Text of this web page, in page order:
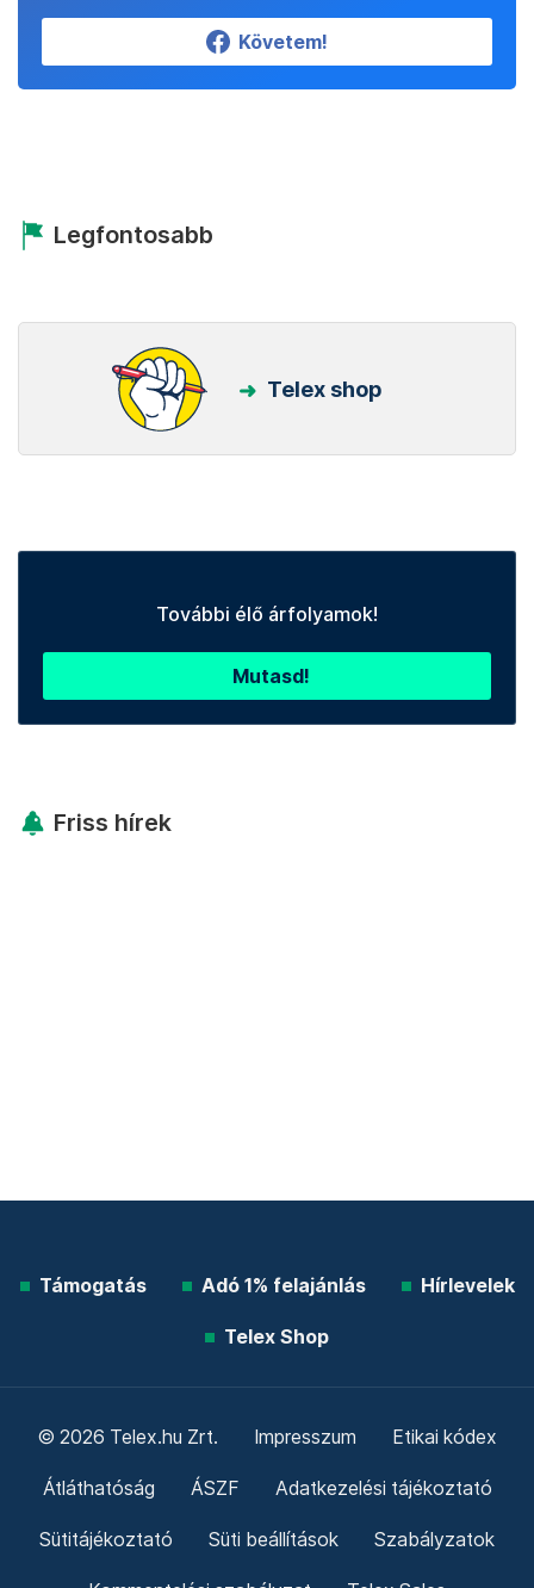
Követem!
Legfontosabb
Telex shop
További élő árfolyamok!
Mutasd!
Friss hírek
Támogatás Adó 1% felajánlás Hírlevelek
Telex Shop
© 2026 Telex.hu Zrt. Impresszum Etikai kódex
Átláthatóság ÁSZF Adatkezelési tájékoztató
Sütitájékoztató Süti beállítások Szabályzatok